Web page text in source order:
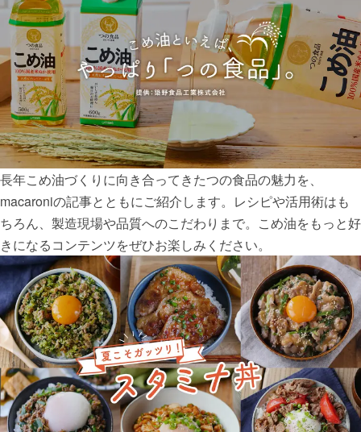
長年こめ油づくりに向き合ってきたつの食品の魅力を、
macaroniの記事とともにご紹介します。レシピや活用術はも
ちろん、製造現場や品質へのこだわりまで。こめ油をもっと好
きになるコンテンツをぜひお楽しみください。